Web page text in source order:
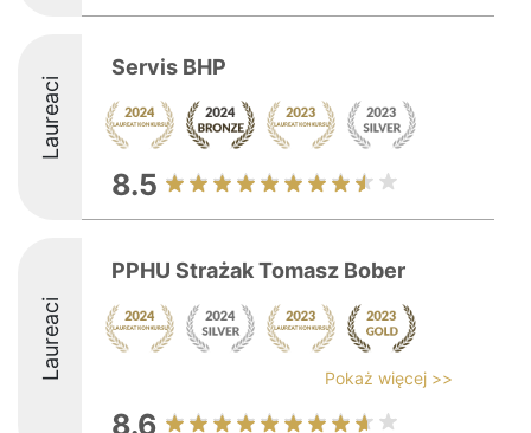
Laureaci
Servis BHP
8.5
Laureaci
PPHU Strażak Tomasz Bober
Pokaż więcej >>
8.6